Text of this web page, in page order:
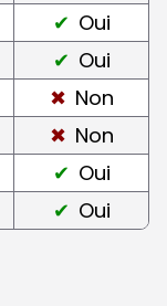
Oui
Oui
Non
Non
Oui
Oui